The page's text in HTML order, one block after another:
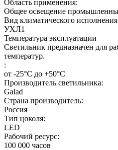
Область применения:
Общее освещение
Вид климатического
УХЛ1
Температура эксплуатации
Светильник предназначен для
температур.
:
от -25°С до +50°С
Производитель светильника:
Galad
Страна производитель:
Россия
Тип цоколя:
LED
Рабочий ресурс:
100 000 часов